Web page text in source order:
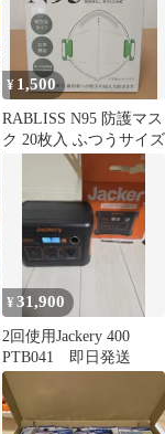
¥ 1,500
RABLISS N95 防護マス
ク 20枚入 ふつうサイズ
¥31,900
2回使用Jackery 400
PTB041 即日発送